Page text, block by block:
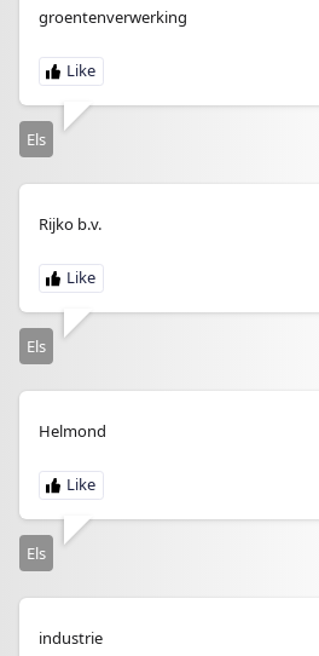
groentenverwerking
Els
Rijko b.v.
Els
Helmond
Els
industrie